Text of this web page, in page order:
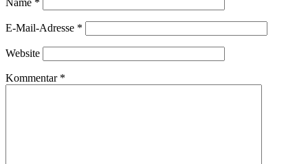
Name *
E-Mail-Adresse *
Website
Kommentar *